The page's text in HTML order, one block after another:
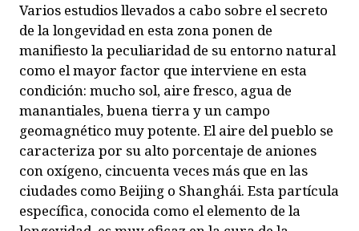
Varios estudios llevados a cabo sobre el secreto
de la longevidad en esta zona ponen de
manifiesto la peculiaridad de su entorno natural
como el mayor factor que interviene en esta
condición: mucho sol, aire fresco, agua de
manantiales, buena tierra y un campo
geomagnético muy potente. El aire del pueblo se
caracteriza por su alto porcentaje de aniones
con oxígeno, cincuenta veces más que en las
ciudades como Beijing o Shanghái. Esta partícula
específica, conocida como el elemento de la